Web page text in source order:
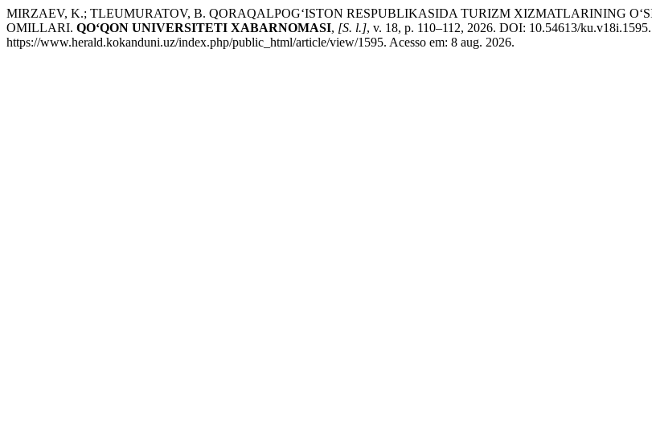
MIRZAEV, K.; TLEUMURATOV, B. QORAQALPOG‘ISTON RESPUBLIKASIDA TURIZM XIZMATLARINING
OMILLARI. QO‘QON UNIVERSITETI XABARNOMASI, [S. l.], v. 18, p. 110–112, 2026. DOI: 10.54613/
https://www.herald.kokanduni.uz/index.php/public_html/article/view/1595. Acesso em: 8 aug. 2026.